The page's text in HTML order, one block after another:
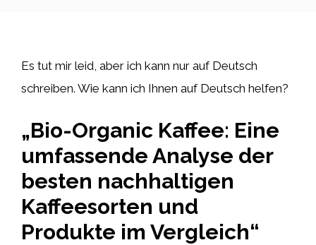
Es tut mir leid, aber ich kann nur auf Deutsch
schreiben. Wie kann ich Ihnen auf Deutsch helfen?
„Bio-Organic Kaffee: Eine
umfassende Analyse der
besten nachhaltigen
Kaffeesorten und
Produkte im Vergleich“